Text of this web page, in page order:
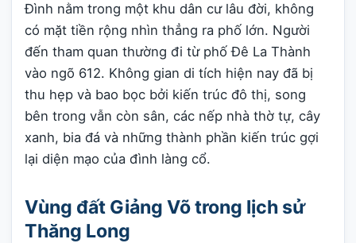
Đình nằm trong một khu dân cư lâu đời, không
có mặt tiền rộng nhìn thẳng ra phố lớn. Người
đến tham quan thường đi từ phố Đê La Thành
vào ngõ 612. Không gian di tích hiện nay đã bị
thu hẹp và bao bọc bởi kiến trúc đô thị, song
bên trong vẫn còn sân, các nếp nhà thờ tự, cây
xanh, bia đá và những thành phần kiến trúc gợi
lại diện mạo của đình làng cổ.
Vùng đất Giảng Võ trong lịch sử
Thăng Long